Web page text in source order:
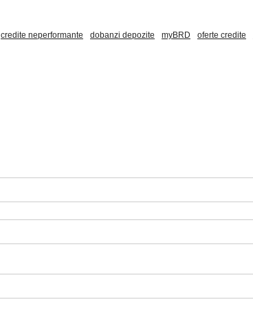
credite neperformante dobanzi depozite myBRD oferte credite